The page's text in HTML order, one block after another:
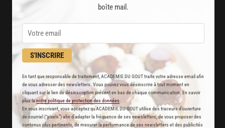
boîte mail.
S'INSCRIRE
En tant que responsable de traitement, ACADEMIE DU GOUT traite votre adresse email afin
de vous adresser des newsletters. Vous pouvez vous désinscrire à tout moment en
cliquant sur le lien de désinscription présent en bas de chaque communication. En savoir
plus lanotre politique de protection des données
En vous inscrivant, vous acceptez qu'ACADEMIE DU GOUT utilise des traceurs d’ouverture
de courriel (“pixels”) afin d’adapter la fréquence de ses newsletters, de vous proposer des
contenus plus pertinents, de mesurer la performance de ses newsletters et des publicités
8000recettes exclusives
partagées par vos chefs préférés
2000vidéos de recettes
et techniques de cuisine et pâtisserie
Des nouveautés
disponibles chaque semaine